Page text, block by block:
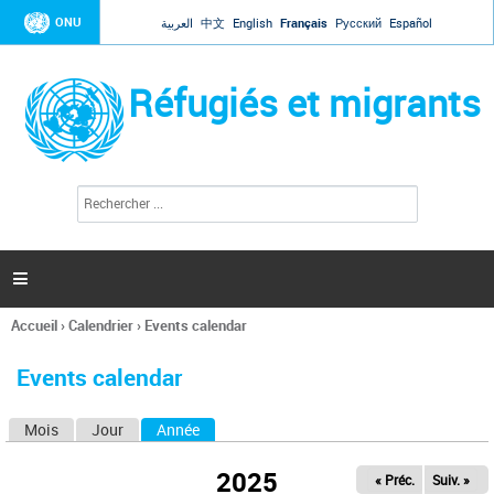
Jump to navigation
ONU العربية 中文 English Français Русский Español
Réfugiés et migrants
l
c
h
e

Vous
ici
Accueil›Calendrier› Events calendar
Events calendar
Mois Jour Année
2025 « Préc. Suiv. »